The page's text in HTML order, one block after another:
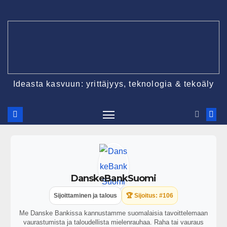
Ideasta kasvuun: yrittäjyys, teknologia & tekoäly
DanskeBankSuomi
Sijoittaminen ja talous 🏆 Sijoitus: #106
Me Danske Bankissa kannustamme suomalaisia tavoittelemaan
vaurastumista ja taloudellista mielenrauhaa. Raha tai vauraus